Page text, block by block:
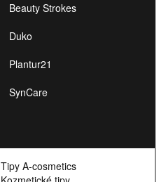
Beauty Strokes
Duko
Plantur21
SynCare
Tipy A-cosmetics